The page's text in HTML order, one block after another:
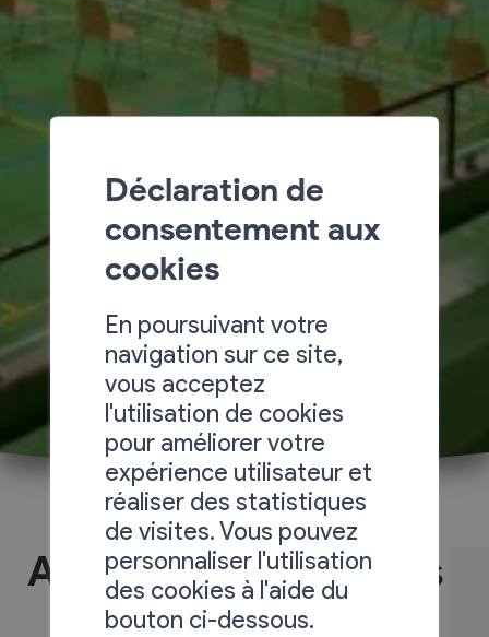
Assemblées primaires
Déclaration de
consentement aux
cookies
En poursuivant votre
navigation sur ce site,
vous acceptez
l'utilisation de cookies
pour améliorer votre
expérience utilisateur et
réaliser des statistiques
de visites. Vous pouvez
personnaliser l'utilisation
des cookies à l'aide du
bouton ci-dessous.